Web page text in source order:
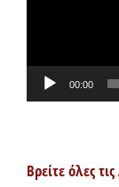
00:00
Βρείτε όλες